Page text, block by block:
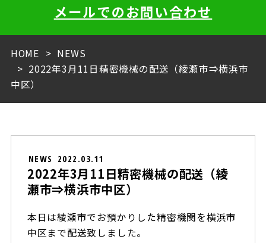
メールでのお問い合わせ
HOME
NEWS
2022年3月11日精密機械の配送（綾瀬市⇒横浜市
中区）
NEWS 2022.03.11
2022年3月11日精密機械の配送（綾
瀬市⇒横浜市中区）
本日は綾瀬市でお預かりした精密機関を横浜市
中区まで配送致しました。